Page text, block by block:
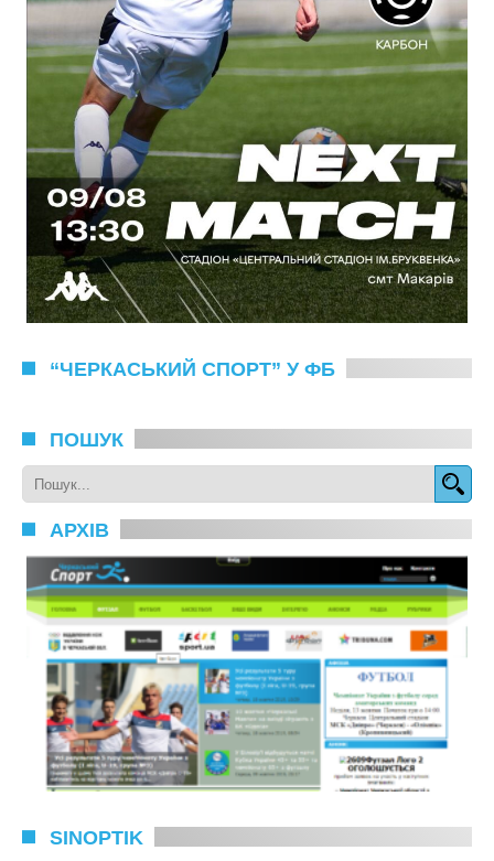
“ЧЕРКАСЬКИЙ СПОРТ” У ФБ
ПОШУК
АРХІВ
SINOPTIK